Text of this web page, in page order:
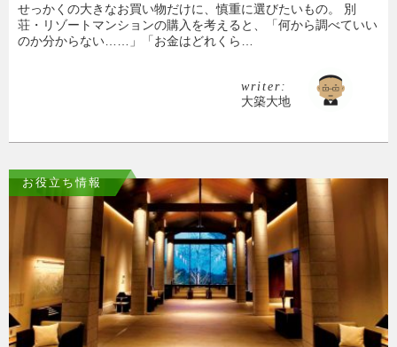
せっかくの大きなお買い物だけに、慎重に選びたいもの。 別
荘・リゾートマンションの購入を考えると、「何から調べていい
のか分からない……」「お金はどれくら…
writer:
大築大地
お役立ち情報